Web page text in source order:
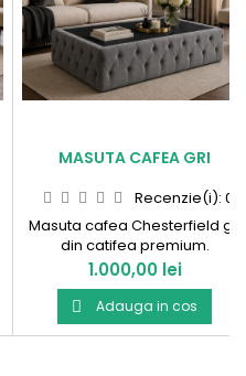
MASUTA CAFEA GRI
Recenzie(i): 0
Masuta cafea Chesterfield gri
din catifea premium.
Pret
1.000,00 lei
 Adauga in cos